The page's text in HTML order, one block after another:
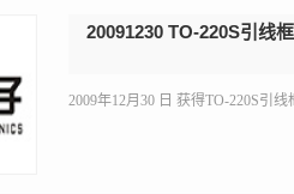
20091230 TO-220S引线
2009年12月30 日 获得TO-220S引